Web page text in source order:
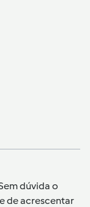
dúvida o
de acrescentar